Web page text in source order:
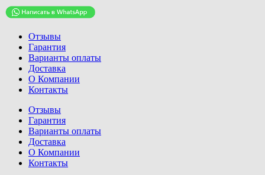
Отзывы
Гарантия
Варианты оплаты
Доставка
О Компании
Контакты
Отзывы
Гарантия
Варианты оплаты
Доставка
О Компании
Контакты